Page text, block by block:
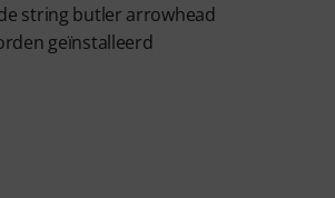
string butler arrowhead
geïnstalleerd